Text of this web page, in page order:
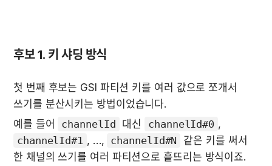
후보 1. 키 샤딩 방식
첫 번째 후보는 GSI 파티션 키를 여러 값으로 쪼개서
쓰기를 분산시키는 방법이었습니다.
예를 들어
channelId 대신 channelId#0
channelId#1 , …, channelId#N
같은 키를 써서
한 채널의 쓰기를 여러 파티션으로 흩뜨리는 방식이죠.